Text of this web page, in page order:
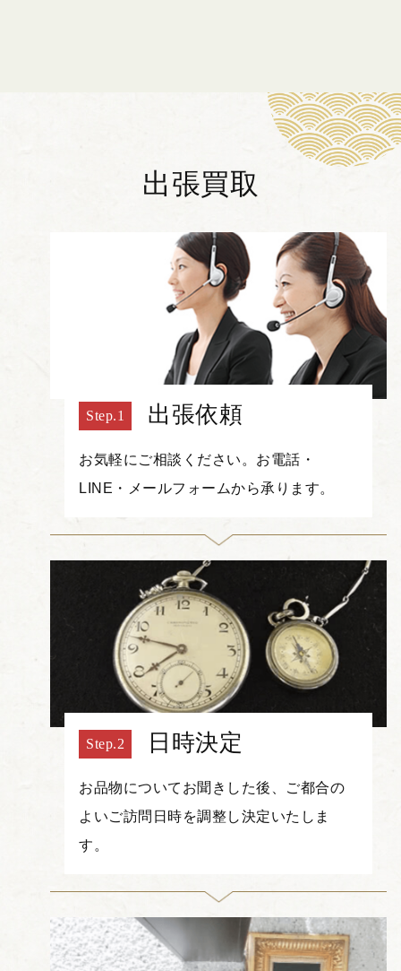
出張買取
出張依頼
お気軽にご相談ください。お電話・
LINE・メールフォームから承ります。
日時決定
お品物についてお聞きした後、ご都合の
よいご訪問日時を調整し決定いたしま
す。